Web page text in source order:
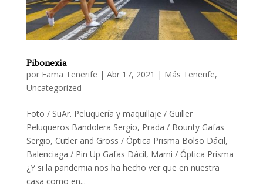
Pibonexia
por Fama Tenerife | Abr 17, 2021 | Más Tenerife,
Uncategorized
Foto / SuAr. Peluquería y maquillaje / Guiller
Peluqueros Bandolera Sergio, Prada / Bounty Gafas
Sergio, Cutler and Gross / Óptica Prisma Bolso Dácil,
Balenciaga / Pin Up Gafas Dácil, Marni / Óptica Prisma
¿Y si la pandemia nos ha hecho ver que en nuestra
casa como en...